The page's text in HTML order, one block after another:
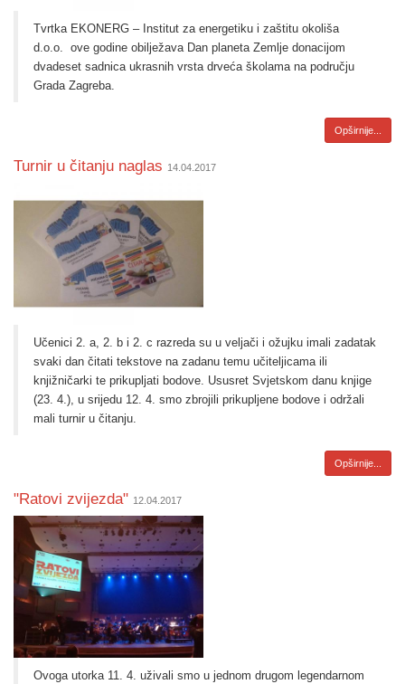
Tvrtka EKONERG – Institut za energetiku i zaštitu okoliša
d.o.o. ove godine obilježava Dan planeta Zemlje donacijom
dvadeset sadnica ukrasnih vrsta drveća školama na području
Grada Zagreba.
Opširnije...
Turnir u čitanju naglas 14.04.2017
Učenici 2. a, 2. b i 2. c razreda su u veljači i ožujku imali zadatak
svaki dan čitati tekstove na zadanu temu učiteljicama ili
knjižničarki te prikupljati bodove. Ususret Svjetskom danu knjige
(23. 4.), u srijedu 12. 4. smo zbrojili prikupljene bodove i održali
mali turnir u čitanju.
Opširnije...
"Ratovi zvijezda" 12.04.2017
Ovoga utorka 11. 4. uživali smo u jednom drugom legendarnom